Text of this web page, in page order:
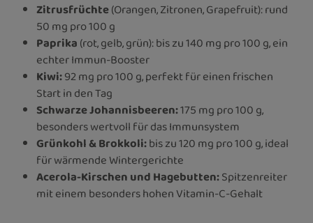
Zitrusfrüchte(Orangen, Zitronen, Grapefruit): rund
50 mg pro 100 g
Paprika(rot, gelb, grün): bis zu 140 mg pro 100 g, ein
echter Immun-Booster
Kiwi:92 mg pro 100 g, perfekt für einen frischen
Start in den Tag
Schwarze Johannisbeeren:175 mg pro 100 g,
besonders wertvoll für das Immunsystem
Grünkohl & Brokkoli:bis zu 120 mg pro 100 g, ideal
für wärmende Wintergerichte
Acerola-Kirschen und Hagebutten:Spitzenreiter
mit einem besonders hohen Vitamin-C-Gehalt